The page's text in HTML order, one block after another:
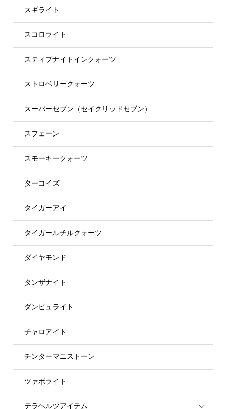
スギライト
スコロライト
スティブナイトインクォーツ
ストロベリークォーツ
スーパーセブン（セイクリッドセブン）
スフェーン
スモーキークォーツ
ターコイズ
タイガーアイ
タイガールチルクォーツ
ダイヤモンド
タンザナイト
ダンビュライト
チャロアイト
チンターマニストーン
ツァボライト
テラヘルツアイテム